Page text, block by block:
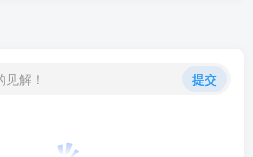
解！ 提交